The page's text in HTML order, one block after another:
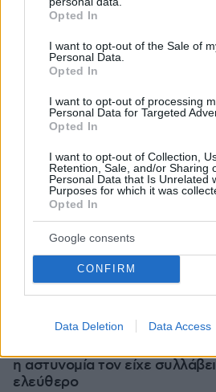
grant or deny consent to Google and
use your data for below specified
consent section.
Opted In
I want to opt-out of the Sale of
Personal Data.
Opted In
I want to opt-out of processing
Personal Data for Targeted
Opted In
I want to opt-out of Collection,
Retention, Sale, and/or Sharing
Personal Data that Is Unrelated
Purposes for which it was
Opted In
Google consents
CONFIRM
Data Deletion Data Access
Ο «Δράκος» του Λονδίνου:
η αστυνομία τον είχε
ελεύθερο